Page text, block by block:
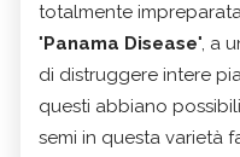
totalmente
"Panama Disease", a
di distruggere intere
questi abbiano
semi in questa varietà